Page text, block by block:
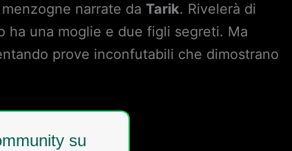
narrate daTarik. Rivelerà di
ha una moglie e due figli segreti. Ma
prove inconfutabili che dimostrano
su